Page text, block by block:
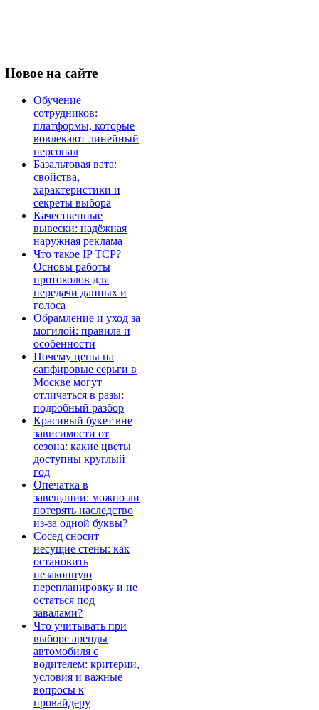
Новое на сайте
Обучение
сотрудников:
платформы, которые
вовлекают линейный
персонал
Базальтовая вата:
свойства,
характеристики и
секреты выбора
Качественные
вывески: надёжная
наружная реклама
Что такое IP TCP?
Основы работы
протоколов для
передачи данных и
голоса
Обрамление и уход за
могилой: правила и
особенности
Почему цены на
сапфировые серьги в
Москве могут
отличаться в разы:
подробный разбор
Красивый букет вне
зависимости от
сезона: какие цветы
доступны круглый
год
Опечатка в
завещании: можно ли
потерять наследство
из-за одной буквы?
Сосед сносит
несущие стены: как
остановить
незаконную
перепланировку и не
остаться под
завалами?
Что учитывать при
выборе аренды
автомобиля с
водителем: критерии,
условия и важные
вопросы к
провайдеру